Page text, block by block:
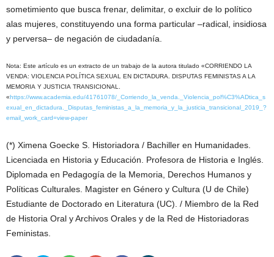
sometimiento que busca frenar, delimitar, o excluir de lo político
alas mujeres, constituyendo una forma particular –radical, insidiosa
y perversa– de negación de ciudadanía.
Nota: Este artículo es un extracto de un trabajo de la autora titulado «CORRIENDO LA
VENDA: VIOLENCIA POLÍTICA SEXUAL EN DICTADURA. DISPUTAS FEMINISTAS A LA
MEMORIA Y JUSTICIA TRANSICIONAL.
«https://www.academia.edu/41761078/_Corriendo_la_venda._Violencia_pol%C3%ADtica_s
exual_en_dictadura._Disputas_feministas_a_la_memoria_y_la_justicia_transicional_2019_?
email_work_card=view-paper
(*) Ximena Goecke S. Historiadora / Bachiller en Humanidades.
Licenciada en Historia y Educación. Profesora de Historia e Inglés.
Diplomada en Pedagogía de la Memoria, Derechos Humanos y
Políticas Culturales. Magister en Género y Cultura (U de Chile)
Estudiante de Doctorado en Literatura (UC). / Miembro de la Red
de Historia Oral y Archivos Orales y de la Red de Historiadoras
Feministas.